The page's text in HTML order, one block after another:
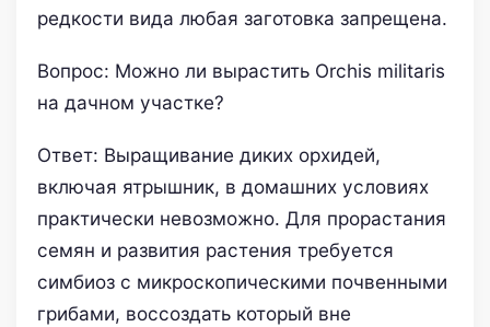
редкости вида любая заготовка запрещена.
Вопрос: Можно ли вырастить Orchis militaris
на дачном участке?
Ответ: Выращивание диких орхидей,
включая ятрышник, в домашних условиях
практически невозможно. Для прорастания
семян и развития растения требуется
симбиоз с микроскопическими почвенными
грибами, воссоздать который вне